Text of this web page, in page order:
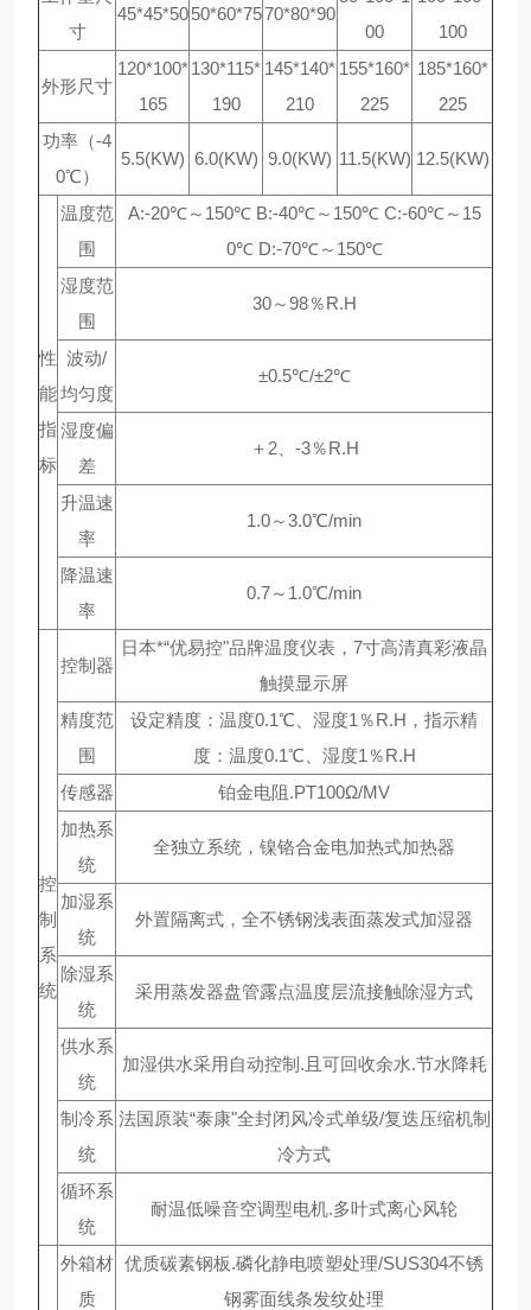
寸
45*45*50 50*60*7570*80*90
00
100
外形尺寸
120*100*
165
130*115*
190
145*140*
210
155*160*
225
185*160*
225
功率（-4
0℃）
5.5(KW) 6.0(KW) 9.0(KW) 11.5(KW) 12.5(KW)
性
能
指
标
温度范
围
A:-20℃～150℃ B:-40℃～150℃ C:-60℃～15
0℃ D:-70℃～150℃
湿度范
围
30～98％R.H
波动/
均匀度
±0.5℃/±2℃
湿度偏
差
＋2、-3％R.H
升温速
率
1.0～3.0℃/min
降温速
率
0.7～1.0℃/min
控
制
系
统
控制器
日本*“优易控"品牌温度仪表，7寸高清真彩液晶
触摸显示屏
精度范
围
设定精度：温度0.1℃、湿度1％R.H，指示精
度：温度0.1℃、湿度1％R.H
传感器
铂金电阻.PT100Ω/MV
加热系
统
全独立系统，镍铬合金电加热式加热器
加湿系
统
外置隔离式，全不锈钢浅表面蒸发式加湿器
除湿系
统
采用蒸发器盘管露点温度层流接触除湿方式
供水系
统
加湿供水采用自动控制.且可回收余水.节水降耗
制冷系
统
法国原装“泰康"全封闭风冷式单级/复迭压缩机制
冷方式
循环系
统
耐温低噪音空调型电机.多叶式离心风轮
外箱材
质
优质碳素钢板.磷化静电喷塑处理/SUS304不锈
钢雾面线条发纹处理